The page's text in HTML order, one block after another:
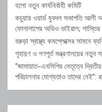
হলো নতুন কার্যনির্বাহী কমিটি
কচুয়ায় ওয়ার্ড যুবদল সভাপতি আলী
ফোনালাপের অডিও ভাইরাল; শাস্তির
বরুড়া স্বাস্থ্য কমপ্লেক্সের সামনে
গৃহায়ণ ও গণপূর্ত মন্ত্রণালয়ের নতুন
“জামায়াত-এনসিপির নেতৃত্বে
পরিচালনার যোগ্যতাও তাদের নেই”: